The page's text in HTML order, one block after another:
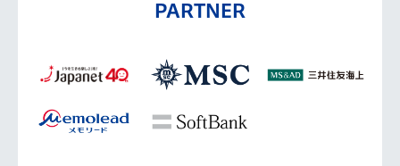
PARTNER